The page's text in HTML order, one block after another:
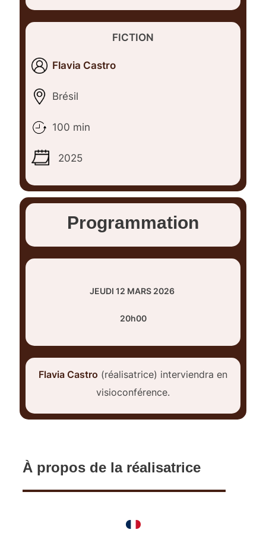
FICTION
Flavia Castro
Brésil
100 min
2025
Programmation
JEUDI 12 MARS 2026
20h00
Flavia Castro (réalisatrice) interviendra en
visioconférence.
À propos de la réalisatrice